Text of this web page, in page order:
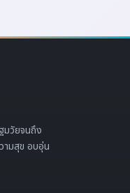
มวัยจนถึง
ามสุข อบอุ่น